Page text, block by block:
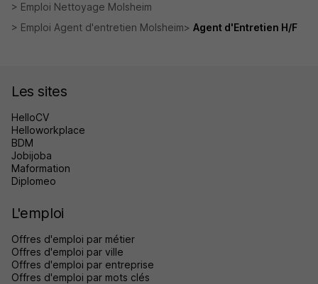
Emploi Nettoyage Molsheim
Emploi Agent d'entretien Molsheim
Agent d'Entretien H/F
Les sites
HelloCV
Helloworkplace
BDM
Jobijoba
Maformation
Diplomeo
L'emploi
Offres d'emploi par métier
Offres d'emploi par ville
Offres d'emploi par entreprise
Offres d'emploi par mots clés